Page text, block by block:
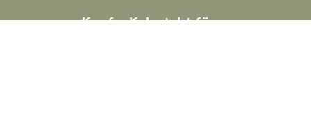
KaufneKuh steht für...